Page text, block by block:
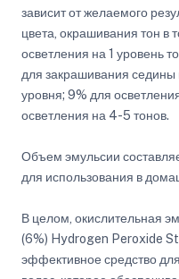
зависит от желаемого
цвета, окрашивания тон в
осветления на 1 уровень
для закрашивания седины
уровня; 9% для
осветления на 4-5 тонов.
Объем эмульсии
для использования в
В целом, окислительная
(6%) Hydrogen Peroxide
эффективное средство